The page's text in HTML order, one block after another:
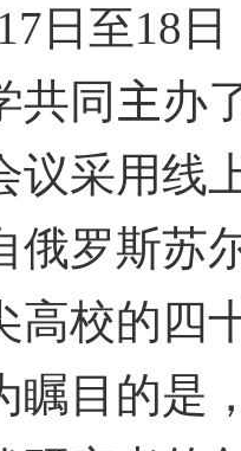
17 日至18
共同 主办
议采用线
俄罗斯苏
高校的四
瞩目的是